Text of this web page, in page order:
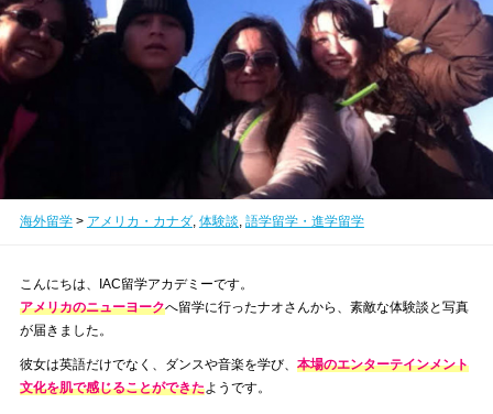
海外留学> アメリカ・カナダ, 体験談, 語学留学・進学留学
こんにちは、IAC留学アカデミーです。
アメリカのニューヨークへ留学に行ったナオさんから、素敵な体験談と写真
が届きました。
彼女は英語だけでなく、ダンスや音楽を学び、 本場のエンターテインメント
文化を肌で感じることができたようです。